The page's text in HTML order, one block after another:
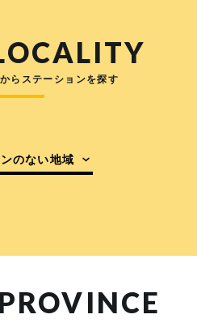
らステーションを探す
のない地域